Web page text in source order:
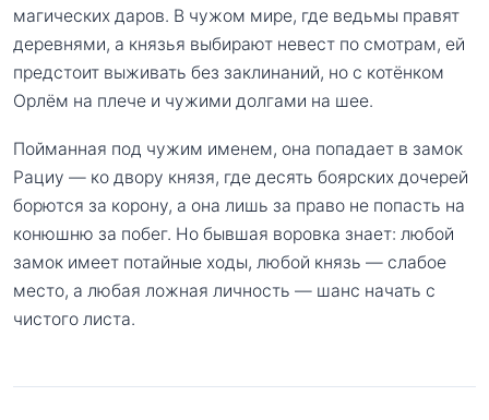
магических даров. В чужом мире, где ведьмы правят
деревнями, а князья выбирают невест по смотрам, ей
предстоит выживать без заклинаний, но с котёнком
Орлём на плече и чужими долгами на шее.
Пойманная под чужим именем, она попадает в замок
Рациу — ко двору князя, где десять боярских дочерей
борются за корону, а она лишь за право не попасть на
конюшню за побег. Но бывшая воровка знает: любой
замок имеет потайные ходы, любой князь — слабое
место, а любая ложная личность — шанс начать с
чистого листа.